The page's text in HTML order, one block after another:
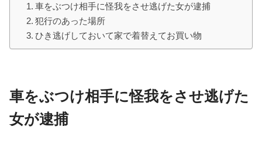
車をぶつけ相手に怪我をさせ逃げた女が逮捕
犯行のあった場所
ひき逃げしておいて家で着替えてお買い物
車をぶつけ相手に怪我をさせ逃げた
女が逮捕